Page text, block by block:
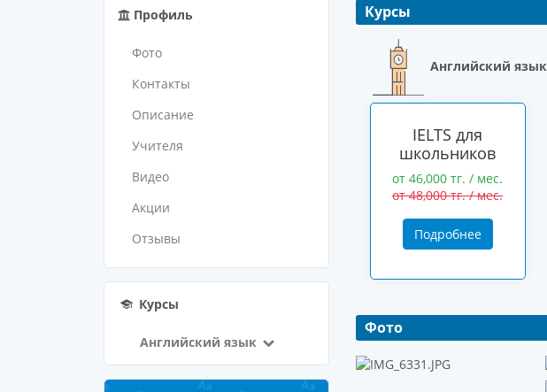
Профиль
Фото
Контакты
Описание
Учителя
Видео
Акции
Отзывы
Курсы
Английский язык
Курсы
Английский язык
IELTS для
школьников
от 46,000 тг. / мес.
от 48,000 тг. / мес.
Подробнее
Фото